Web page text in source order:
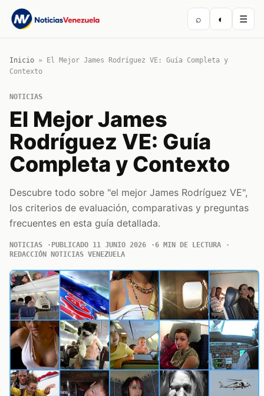
⌕ ◐ ☰
Inicio »
El Mejor James Rodríguez VE: Guía Completa y
Contexto
NOTICIAS
El Mejor James
Rodríguez VE: Guía
Completa y Contexto
Descubre todo sobre "el mejor James Rodríguez VE",
los criterios de evaluación, comparativas y preguntas
frecuentes en esta guía detallada.
NOTICIAS PUBLICADO 11 JUNIO 2026
6 MIN DE LECTURA
REDACCIÓN NOTICIAS VENEZUELA